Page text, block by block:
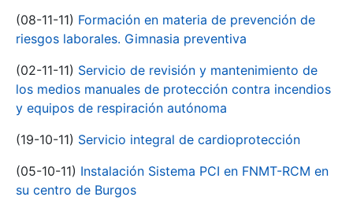
(08-11-11) Formación en materia de prevención de
riesgos laborales. Gimnasia preventiva
(02-11-11) Servicio de revisión y mantenimiento de
los medios manuales de protección contra incendios
y equipos de respiración autónoma
(19-10-11) Servicio integral de cardioprotección
(05-10-11) Instalación Sistema PCI en FNMT-RCM en
su centro de Burgos